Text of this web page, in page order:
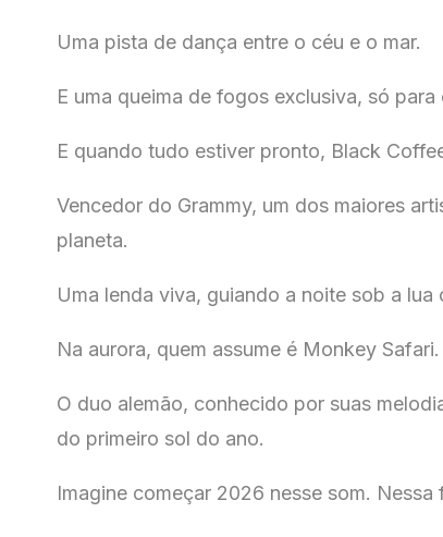
Uma pista de dança entre o céu e o mar.
E uma queima de fogos exclusiva, só para
E quando tudo estiver pronto, Black
Vencedor do Grammy, um dos maiores
planeta.
Uma lenda viva, guiando a noite sob a lua
Na aurora, quem assume é Monkey Safari.
O duo alemão, conhecido por suas
do primeiro sol do ano.
Imagine começar 2026 nesse som.